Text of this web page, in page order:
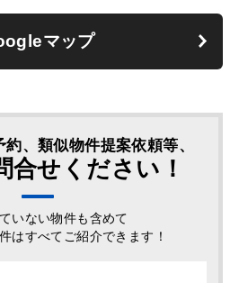
マップ
、類似物件提案依頼等、
合せください！
いない物件も含めて
はすべてご紹介できます！